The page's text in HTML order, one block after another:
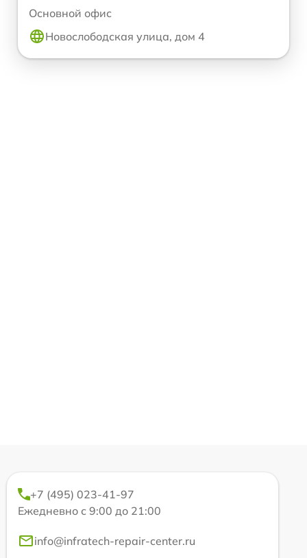
Основной офис
Новослободская улица, дом 4
+7 (495) 023-41-97
Ежедневно с 9:00 до 21:00
info@infratech-repair-center.ru